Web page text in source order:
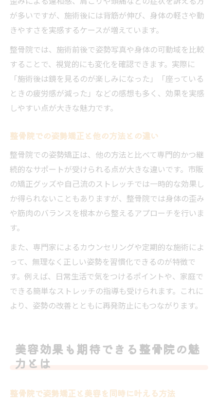
が多いですが、施術後には背筋が伸び、身体の軽さや動
きやすさを実感するケースが増えています。
整骨院では、施術前後で姿勢写真や身体の可動域を比較
することで、視覚的にも変化を確認できます。実際に
「施術後は鏡を見るのが楽しみになった」「座っている
ときの疲労感が減った」などの感想も多く、効果を実感
しやすい点が大きな魅力です。
整骨院での姿勢矯正と他の方法との違い
整骨院での姿勢矯正は、他の方法と比べて専門的かつ継
続的なサポートが受けられる点が大きな違いです。市販
の矯正グッズや自己流のストレッチでは一時的な効果し
か得られないこともありますが、整骨院では身体の歪み
や筋肉のバランスを根本から整えるアプローチを行いま
す。
また、専門家によるカウンセリングや定期的な施術によ
って、無理なく正しい姿勢を習慣化できるのが特徴で
す。例えば、日常生活で気をつけるポイントや、家庭で
できる簡単なストレッチの指導も受けられます。これに
より、姿勢の改善とともに再発防止にもつながります。
美容効果も期待できる整骨院の魅
力とは
整骨院で姿勢矯正と美容を同時に叶える方法